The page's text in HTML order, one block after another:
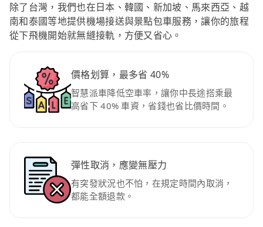
除了台灣，我們也在日本、韓國、新加坡、馬來西亞、越
南和泰國等地提供機場接送與景點包車服務，讓你的旅程
從下飛機開始就無縫接軌，方便又省心。
價格划算，最多省 40%
智慧派車降低空車率，讓你中長途搭乘最
高省下 40% 車資，省錢也省比價時間。
彈性取消，應變無壓力
有突發狀況也不怕，在規定時間內取消，
都能全額退款。